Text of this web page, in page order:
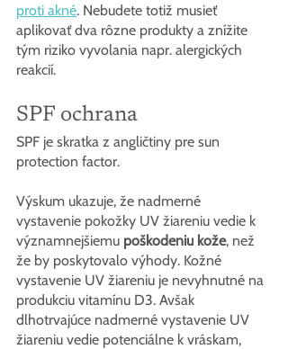
proti akné. Nebudete totiž musieť
aplikovať dva rôzne produkty a znížite
tým riziko vyvolania napr. alergických
reakcií.
SPF ochrana
SPF je skratka z angličtiny pre sun
protection factor.
Výskum ukazuje, že nadmerné
vystavenie pokožky UV žiareniu vedie k
významnejšiemu poškodeniu kože, než
že by poskytovalo výhody. Kožné
vystavenie UV žiareniu je nevyhnutné na
produkciu vitamínu D3. Avšak
dlhotrvajúce nadmerné vystavenie UV
žiareniu vedie potenciálne k vráskam,